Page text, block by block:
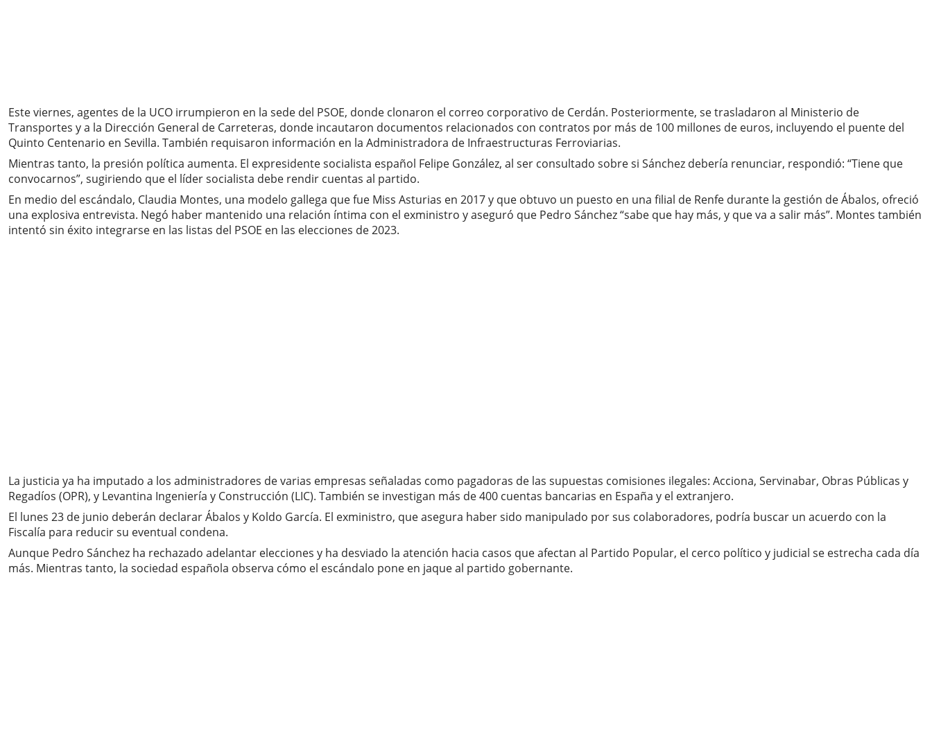
Este viernes, agentes de la UCO irrumpieron en la sede del PSOE, donde clonaron el correo corporativo de Cerdán. Posteriormente, se trasladaron al Ministerio de
Transportes y a la Dirección General de Carreteras, donde incautaron documentos relacionados con contratos por más de 100 millones de euros, incluyendo el puente del
Quinto Centenario en Sevilla. También requisaron información en la Administradora de Infraestructuras Ferroviarias.
Mientras tanto, la presión política aumenta. El expresidente socialista español Felipe González, al ser consultado sobre si Sánchez debería renunciar, respondió: “Tiene que
convocarnos”, sugiriendo que el líder socialista debe rendir cuentas al partido.
En medio del escándalo, Claudia Montes, una modelo gallega que fue Miss Asturias en 2017 y que obtuvo un puesto en una filial de Renfe durante la gestión de Ábalos, ofreció
una explosiva entrevista. Negó haber mantenido una relación íntima con el exministro y aseguró que Pedro Sánchez “sabe que hay más, y que va a salir más”. Montes también
intentó sin éxito integrarse en las listas del PSOE en las elecciones de 2023.
La justicia ya ha imputado a los administradores de varias empresas señaladas como pagadoras de las supuestas comisiones ilegales: Acciona, Servinabar, Obras Públicas y
Regadíos (OPR), y Levantina Ingeniería y Construcción (LIC). También se investigan más de 400 cuentas bancarias en España y el extranjero.
El lunes 23 de junio deberán declarar Ábalos y Koldo García. El exministro, que asegura haber sido manipulado por sus colaboradores, podría buscar un acuerdo con la
Fiscalía para reducir su eventual condena.
Aunque Pedro Sánchez ha rechazado adelantar elecciones y ha desviado la atención hacia casos que afectan al Partido Popular, el cerco político y judicial se estrecha cada día
más. Mientras tanto, la sociedad española observa cómo el escándalo pone en jaque al partido gobernante.